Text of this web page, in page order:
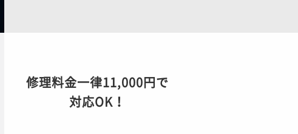
修理料金一律11,000円で
対応OK！